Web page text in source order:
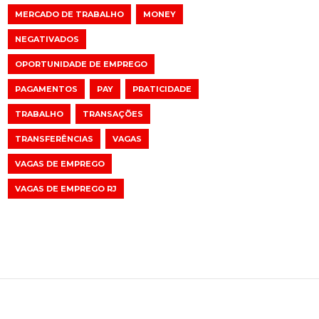
MERCADO DE TRABALHO MONEY
NEGATIVADOS
OPORTUNIDADE DE EMPREGO
PAGAMENTOS PAY PRATICIDADE
TRABALHO TRANSAÇÕES
TRANSFERÊNCIAS VAGAS
VAGAS DE EMPREGO
VAGAS DE EMPREGO RJ